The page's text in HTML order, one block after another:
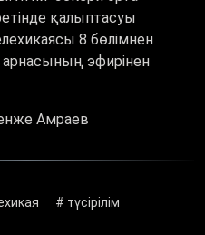
қалыптасуы
8 бөлімнен
арнасының эфирінен
Амраев
# түсірілім